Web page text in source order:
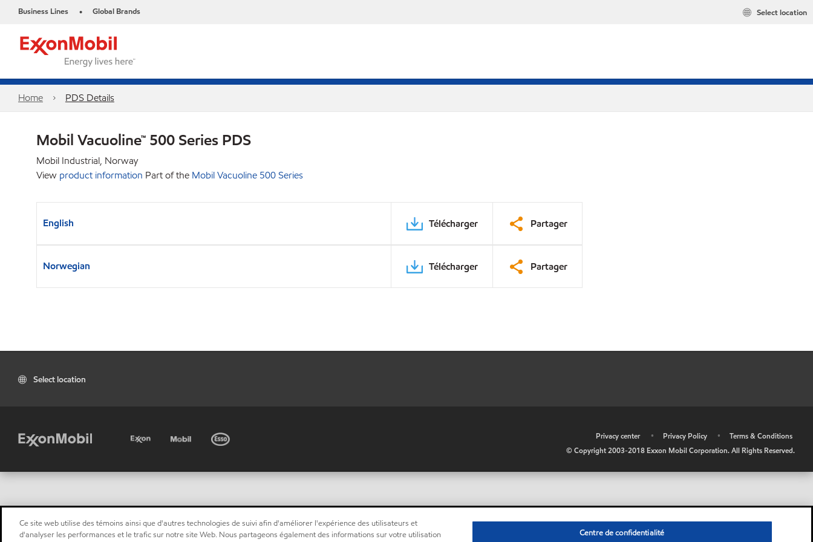
Business Lines • Global Brands Select location
Home PDS Details
Mobil Vacuoline™ 500 Series PDS
Mobil Industrial, Norway
View product information Part of the Mobil Vacuoline 500 Series
English Télécharger Partager
Norwegian Télécharger Partager
Select location
Privacy center • Privacy Policy •
Terms & Conditions
© Copyright 2003-2018 Exxon Mobil Corporation. All Rights Reserved.
Ce site web utilise des témoins ainsi que d'autres technologies de suivi afin d'améliorer l'expérience des utilisateurs et
d'analyser les performances et le trafic sur notre site Web. Nous partageons également des informations sur votre utilisation
Centre de confidentialité